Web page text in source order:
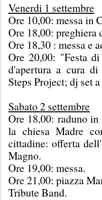
Venerdi 1 settembre
Ore 10,00: messa in
Ore 18,00: preghiera
Ore 18,30 : messa e
Ore 20,00: "Festa
d'apertura a cura
Steps Project; dj set
Sabato 2 settembre
Ore 18,00: raduno
la chiesa Madre
cittadine: offerta
Magno.
Ore 19,00: messa.
Ore 21,00: piazza
Tribute Band.